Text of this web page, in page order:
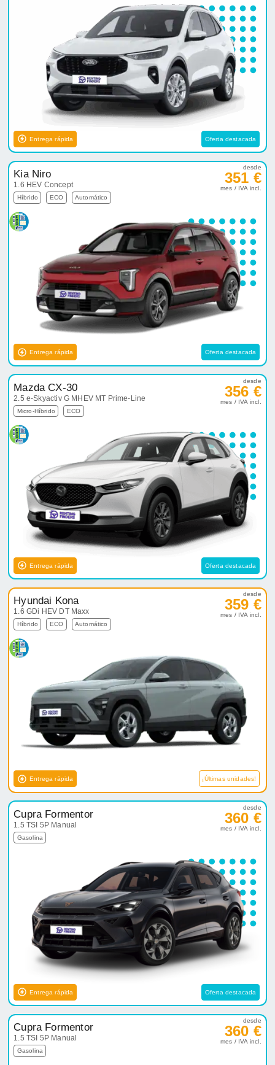
Entrega rápida Oferta destacada
Kia Niro
1.6 HEV Concept
Híbrido ECO Automático
desde
351 €
mes / IVA incl.
Entrega rápida Oferta destacada
Mazda CX-30
2.5 e-Skyactiv G MHEV MT Prime-Line
Micro-Híbrido ECO
desde
356 €
mes / IVA incl.
Entrega rápida Oferta destacada
Hyundai Kona
1.6 GDi HEV DT Maxx
Híbrido ECO Automático
desde
359 €
mes / IVA incl.
Entrega rápida ¡Últimas unidades!
Cupra Formentor
1.5 TSI 5P Manual
Gasolina
desde
360 €
mes / IVA incl.
Entrega rápida Oferta destacada
Cupra Formentor
1.5 TSI 5P Manual
Gasolina
desde
360 €
mes / IVA incl.